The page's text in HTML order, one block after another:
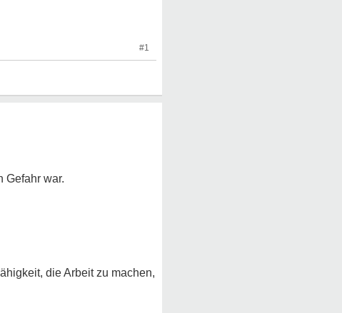
#1
Gefahr war.
die Arbeit zu machen,